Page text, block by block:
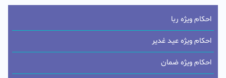
احکام ویژه ربا
احکام ویژه عید غدیر
احکام ویژه ضمان